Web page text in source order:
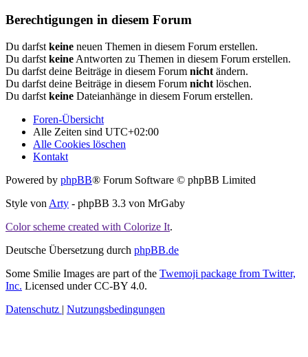
Berechtigungen in diesem Forum
Du darfst keine neuen Themen in diesem Forum erstellen.
Du darfst keine Antworten zu Themen in diesem Forum erstellen.
Du darfst deine Beiträge in diesem Forum nicht ändern.
Du darfst deine Beiträge in diesem Forum nicht löschen.
Du darfst keine Dateianhänge in diesem Forum erstellen.
Foren-Übersicht
Alle Zeiten sind UTC+02:00
Alle Cookies löschen
Kontakt
Powered by phpBB® Forum Software © phpBB Limited
Style von Arty - phpBB 3.3 von MrGaby
Color scheme created with Colorize It.
Deutsche Übersetzung durch phpBB.de
Some Smilie Images are part of the Twemoji package from Twitter,
Inc. Licensed under CC-BY 4.0.
Datenschutz | Nutzungsbedingungen